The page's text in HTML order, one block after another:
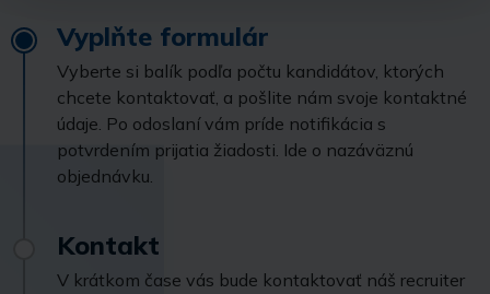
Vyplňte formulár
Vyberte si balík podľa počtu kandidátov, ktorých
chcete kontaktovať, a pošlite nám svoje kontaktné
údaje. Po odoslaní vám príde notifikácia s
potvrdením prijatia žiadosti. Ide o nazáväznú
objednávku.
Kontakt
V krátkom čase vás bude kontaktovať náš recruiter